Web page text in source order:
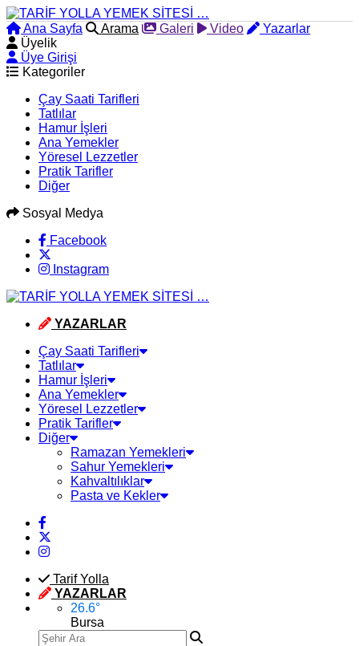
Ana Sayfa Arama Galeri Video
Yazarlar
Üyelik
Üye Girişi
Kategoriler
Çay Saati Tarifleri
Tatlılar
Hamur İşleri
Ana Yemekler
Yöresel Lezzetler
Pratik Tarifler
Diğer
Sosyal Medya
Facebook
Instagram
YAZARLAR
Çay Saati Tarifleri
Tatlılar
Hamur İşleri
Ana Yemekler
Yöresel Lezzetler
Pratik Tarifler
Diğer
Ramazan Yemekleri
Sahur Yemekleri
Kahvaltılıklar
Pasta ve Kekler
Tarif Yolla
YAZARLAR
26.6°
Bursa